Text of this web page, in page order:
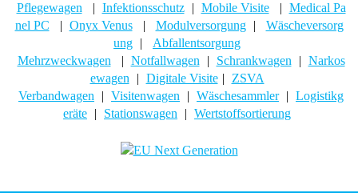
Pflegewagen
Infektionsschutz Mobile Visite
Medical Pa
nel PC
Onyx Venus Modulversorgung
Wäscheversorg
ung
Abfallentsorgung
Mehrzweckwagen
Notfallwagen Schrankwagen
Narkos
ewagen
Digitale Visite
ZSVA
Verbandwagen
Visitenwagen Wäschesammler
Logistikg
eräte
Stationswagen Wertstoffsortierung